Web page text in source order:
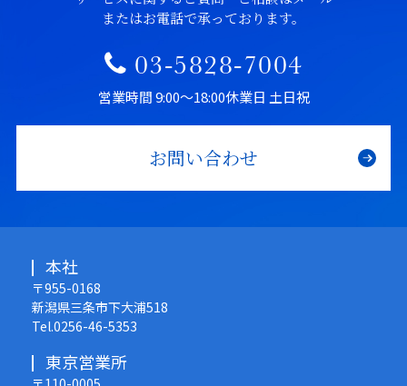
またはお電話で承っております。
03-5828-7004
営業時間 9:00〜18:00休業日 土日祝
お問い合わせ
本社
〒955-0168
新潟県三条市下大浦518
Tel.0256-46-5353
東京営業所